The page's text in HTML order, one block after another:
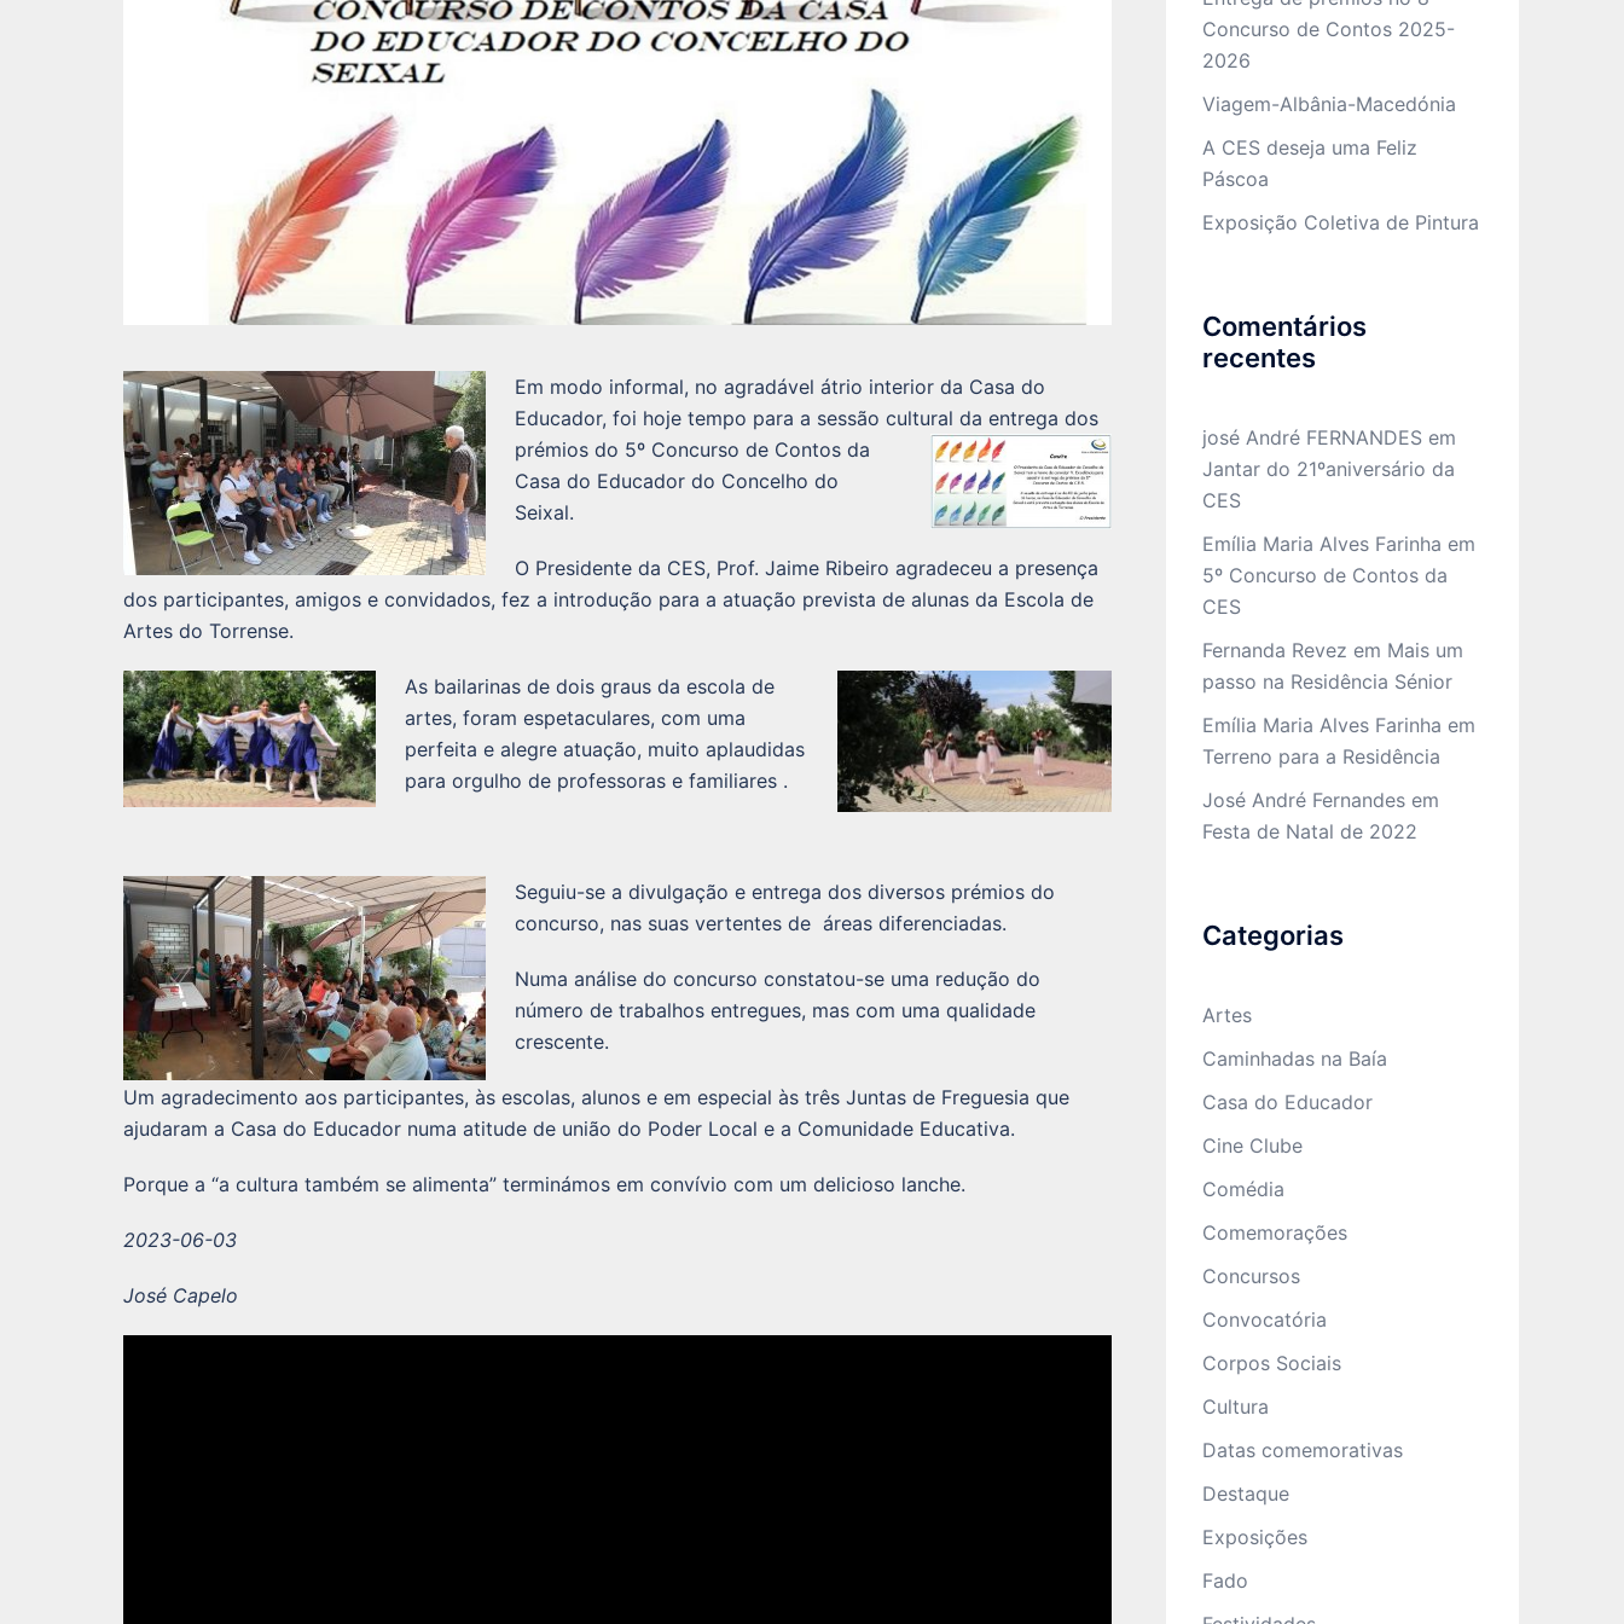
Em modo informal, no agradável átrio interior da Casa do
Educador, foi hoje tempo para a sessão cultural da entrega dos
prémios do 5º Concurso de Contos da
Casa do Educador do Concelho do
Seixal.
O Presidente da CES, Prof. Jaime Ribeiro agradeceu a presença
dos participantes, amigos e convidados, fez a introdução para a atuação prevista de alunas da Escola de
Artes do Torrense.
As bailarinas de dois graus da escola de
artes, foram espetaculares, com uma
perfeita e alegre atuação, muito aplaudidas
para orgulho de professoras e familiares .
Seguiu-se a divulgação e entrega dos diversos prémios do
concurso, nas suas vertentes de áreas diferenciadas.
Numa análise do concurso constatou-se uma redução do
número de trabalhos entregues, mas com uma qualidade
crescente.
Um agradecimento aos participantes, às escolas, alunos e em especial às três Juntas de Freguesia que
ajudaram a Casa do Educador numa atitude de união do Poder Local e a Comunidade Educativa.
Porque a “a cultura também se alimenta” terminámos em convívio com um delicioso lanche.
2023-06-03
José Capelo
Concurso de Contos 2025-
2026
Viagem-Albânia-Macedónia
A CES deseja uma Feliz
Páscoa
Exposição Coletiva de Pintura
Comentários
recentes
josé André FERNANDESem
Jantar do 21ºaniversário da
CES
Emília Maria Alves Farinha em
5º Concurso de Contos da
CES
Fernanda Revez em Mais um
passo na Residência Sénior
Emília Maria Alves Farinha em
Terreno para a Residência
José André Fernandesem
Festa de Natal de 2022
Categorias
Artes
Caminhadas na Baía
Casa do Educador
Cine Clube
Comédia
Comemorações
Concursos
Convocatória
Corpos Sociais
Cultura
Datas comemorativas
Destaque
Exposições
Fado